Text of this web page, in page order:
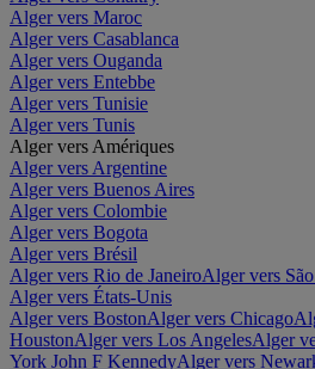
Alger vers Maroc
Alger vers Casablanca
Alger vers Ouganda
Alger vers Entebbe
Alger vers Tunisie
Alger vers Tunis
Alger vers Amériques
Alger vers Argentine
Alger vers Buenos Aires
Alger vers Colombie
Alger vers Bogota
Alger vers Brésil
Alger vers Rio de JaneiroAlger vers
Alger vers États-Unis
Alger vers BostonAlger vers Chicago
HoustonAlger vers Los AngelesAlger
York John F KennedyAlger vers